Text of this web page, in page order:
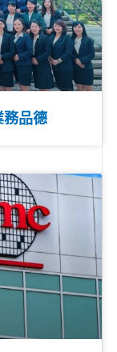
務品德